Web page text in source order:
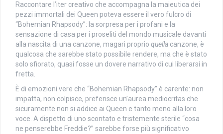
Raccontare l’iter creativo che accompagna la maieutica dei
pezzi immortali dei Queen poteva essere il vero fulcro di
“Bohemian Rhapsody”: la sorpresa per i profani e la
sensazione di casa per i proseliti del mondo musicale davanti
alla nascita di una canzone, magari proprio quella canzone, è
qualcosa che sarebbe stato possibile rendere, ma che è stato
solo sfiorato, quasi fosse un dovere narrativo di cui liberarsi in
fretta.
È di emozioni vere che “Bohemian Rhapsody” è carente: non
impatta, non colpisce, preferisce un’aurea mediocritas che
sicuramente non si addice ai Queen e tanto meno alla loro
voce. A dispetto di uno scontato e tristemente sterile “cosa
ne penserebbe Freddie?” sarebbe forse più significativo